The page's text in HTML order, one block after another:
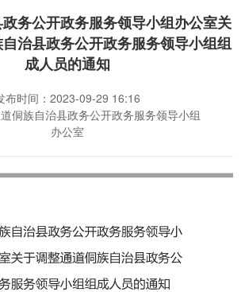
务公开政务服务领导小组办公室关
治县政务公开政务服务领导小组组
成人员的通知
布时间：2023-09-29 16:16
侗族自治县政务公开政务服务领导小组
办公室